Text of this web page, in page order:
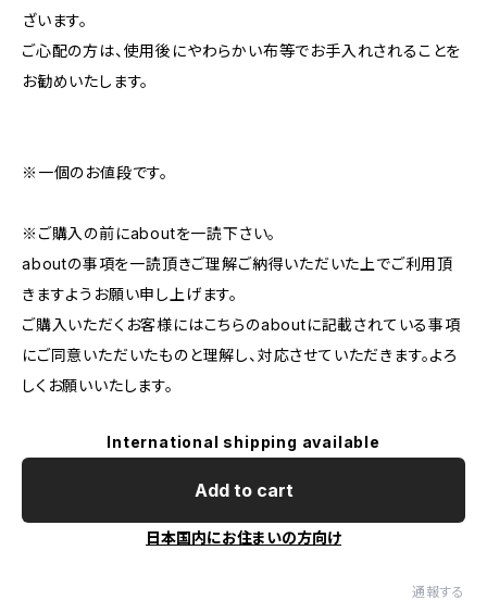
ざいます。
ご心配の方は、使用後にやわらかい布等でお手入れされることを
お勧めいたします。
※一個のお値段です。
※ご購入の前にaboutを一読下さい。
aboutの事項を一読頂きご理解ご納得いただいた上でご利用頂
きますようお願い申し上げます。
ご購入いただくお客様にはこちらのaboutに記載されている事項
にご同意いただいたものと理解し、対応させていただきます。よろ
しくお願いいたします。
International shipping available
Add to cart
日本国内にお住まいの方向け
通報する